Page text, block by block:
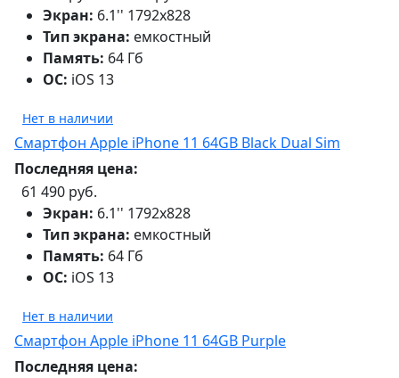
Экран: 6.1'' 1792x828
Тип экрана: емкостный
Память: 64 Гб
ОС: iOS 13
Нет в наличии
Смартфон Apple iPhone 11 64GB Black Dual Sim
Последняя цена:
61 490 руб.
Экран: 6.1'' 1792x828
Тип экрана: емкостный
Память: 64 Гб
ОС: iOS 13
Нет в наличии
Смартфон Apple iPhone 11 64GB Purple
Последняя цена: